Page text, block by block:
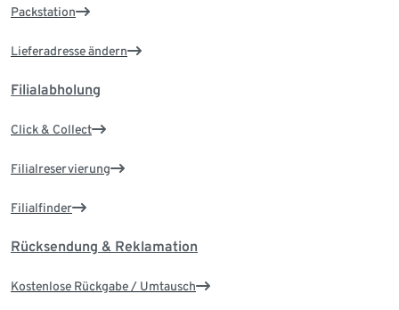
Packstation
Lieferadresse ändern
Filialabholung
Click & Collect
Filialreservierung
Filialfinder
Rücksendung & Reklamation
Kostenlose Rückgabe / Umtausch